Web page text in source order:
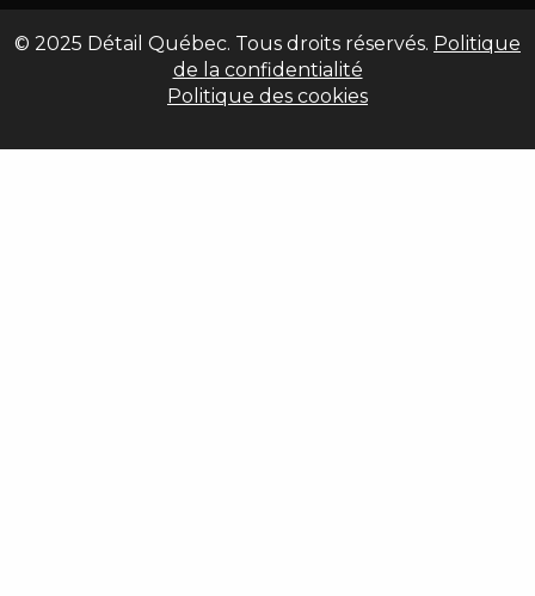
© 2025 Détail Québec. Tous droits réservés. Politique
de la confidentialité
Politique des cookies